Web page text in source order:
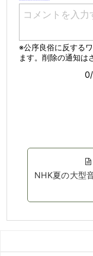
NHK夏の大型